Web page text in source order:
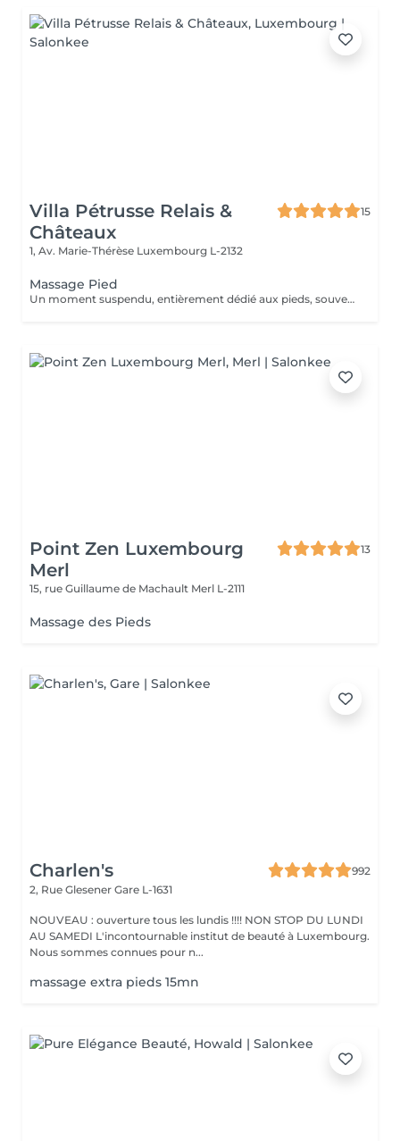
Villa Pétrusse Relais &
Châteaux
15
1, Av. Marie-Thérèse Luxembourg L-2132
Massage Pied
Un moment suspendu, entièrement dédié aux pieds, souvent les grands oubliés du quotidien. Pressions ciblées sur les points réflexes, étirements doux et pétrissage profond viennent soulager la fatigue accumulée et relancer la circulation. Une parenthèse simple, pour repartir léger jusqu'au bout des orteils.
Point Zen Luxembourg
Merl
13
15, rue Guillaume de Machault Merl L-2111
Massage des Pieds
Charlen's
992
2, Rue Glesener Gare L-1631
NOUVEAU : ouverture tous les lundis !!!! NON STOP DU LUNDI
AU SAMEDI L'incontournable institut de beauté à Luxembourg.
Nous sommes connues pour n...
massage extra pieds 15mn